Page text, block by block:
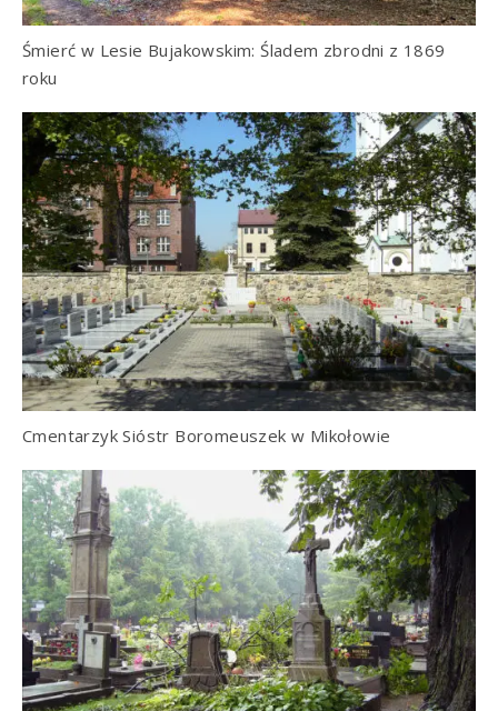
Śmierć w Lesie Bujakowskim: Śladem zbrodni z 1869
roku
Cmentarzyk Sióstr Boromeuszek w Mikołowie